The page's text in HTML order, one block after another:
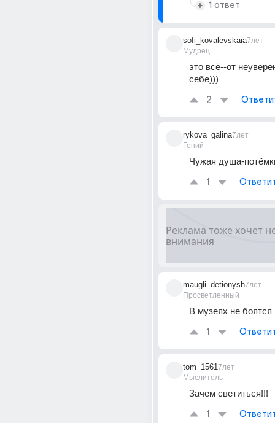
1 ответ
sofi_kovalevskaia
Мудрец
7лет
это всё--от
себе)))
2
rykova_galina
Гений
7лет
Чужая душа-
1
maugli_detionysh
Просветленный
7лет
В музеях не боятся
1
tom_1561
Мыслитель
7лет
Зачем светиться!!!
1